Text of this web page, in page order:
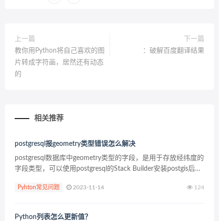
上一篇
教你用Python将自己喜欢的图
片转成字符画，居然还有动态
的
下一篇
：破解百度翻译结果
相关推荐
postgresql报geometry类型错误怎么解决
postgresql数据库中geometry类型的字段，是用于存放经纬度的
字段类型，可以使用postgresql的Stack Builder安装postgis后，
Pyhton常见问题 2023-11-14 124
Python列表怎么更新值？